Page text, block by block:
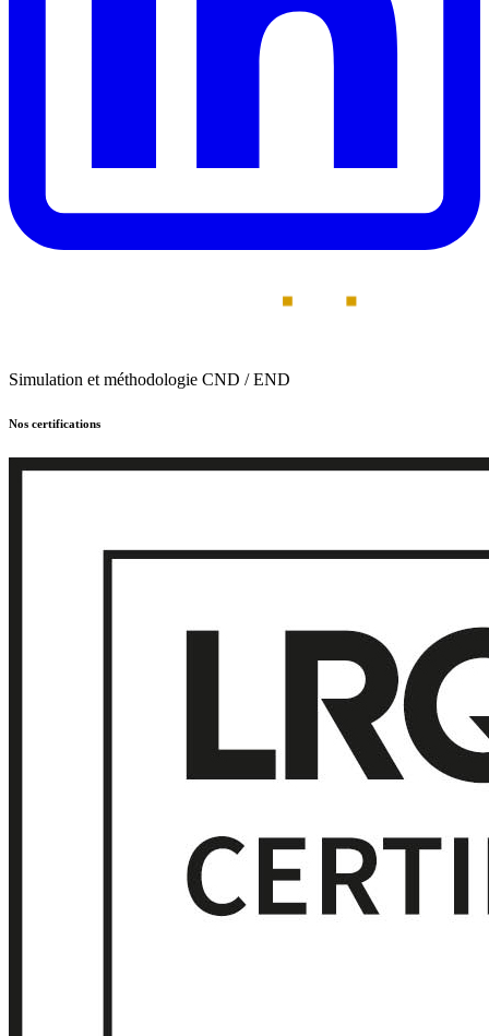
Simulation et méthodologie CND / END
Nos certifications